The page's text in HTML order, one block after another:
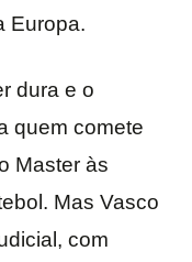
Europa.
dura e o
quem comete
Master às
Mas Vasco
com